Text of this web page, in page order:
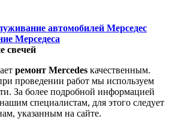
автомобилей Мерседес
Мерседеса
свечей
ремонт Mercedes качественным.
проведении работ мы используем
За более подробной информацией
специалистам, для этого следует
указанным на сайте.